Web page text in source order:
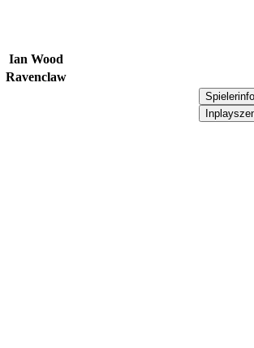
Ian Wood
Ravenclaw